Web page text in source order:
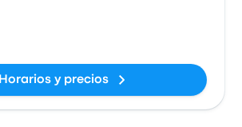
Horarios y precios